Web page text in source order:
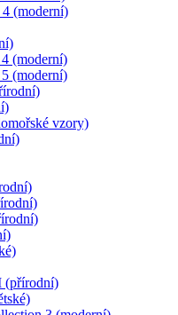
(moderní)
(moderní)
(moderní)
vzory)
(přírodní)